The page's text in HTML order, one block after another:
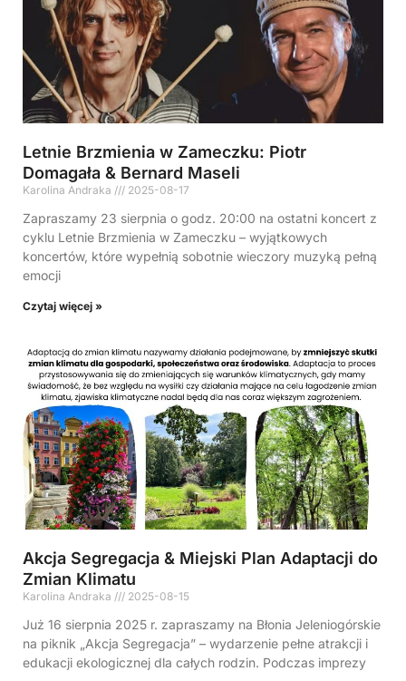
Letnie Brzmienia w Zameczku: Piotr
Domagała & Bernard Maseli
Karolina Andraka 2025-08-17
Zapraszamy 23 sierpnia o godz. 20:00 na ostatni koncert z
cyklu Letnie Brzmienia w Zameczku – wyjątkowych
koncertów, które wypełnią sobotnie wieczory muzyką pełną
emocji
Czytaj więcej »
Akcja Segregacja & Miejski Plan Adaptacji do
Zmian Klimatu
Karolina Andraka 2025-08-15
Już 16 sierpnia 2025 r. zapraszamy na Błonia Jeleniogórskie
na piknik „Akcja Segregacja” – wydarzenie pełne atrakcji i
edukacji ekologicznej dla całych rodzin. Podczas imprezy